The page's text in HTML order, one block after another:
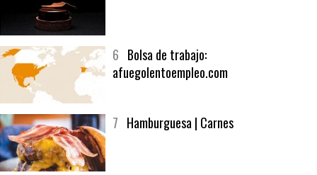
afuegolentoempleo.com